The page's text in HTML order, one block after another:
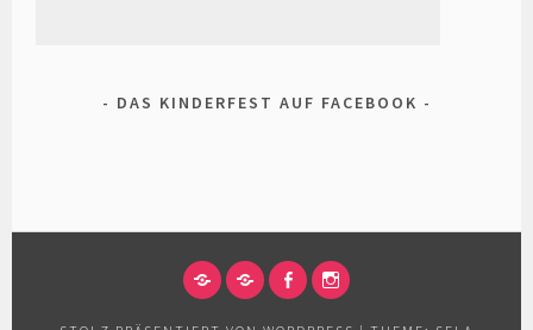
DAS KINDERFEST AUF FACEBOOK